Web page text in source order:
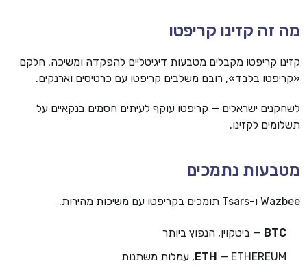
מה זה קזינו קריפטו
קזינו קריפטו מקבלים מטבעות דיגיטליים להפקדה ומשיכה. חלקם
«קריפטו בלבד», רובם משלבים קריפטו עם כרטיסים וארנקים.
לשחקנים ישראלים — קריפטו עוקף לעיתים חסמים בנקאיים על
תשלומים לקזינו.
מטבעות נתמכים
Wazbee ו-Tsars תומכים בקריפטו עם משיכות מהירות.
BTC — ביטקוין, הנפוץ ביותר
ETH — ETHEREUM, עמלות משתנות